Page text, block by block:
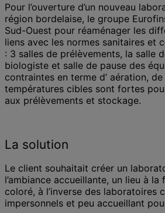
Pour l’ouverture d’un nouveau
région bordelaise, le groupe
Sud-Ouest pour réaménager les
liens avec les normes sanitaires et
: 3 salles de prélèvements, la salle
biologiste et salle de pause des
contraintes en terme d’ aération,
températures cibles sont fortes
aux prélèvements et stockage.
La solution
Le client souhaitait créer un
l’ambiance accueillante, un lieu à
coloré, à l’inverse des laboratoires
impersonnels et peu accueillant